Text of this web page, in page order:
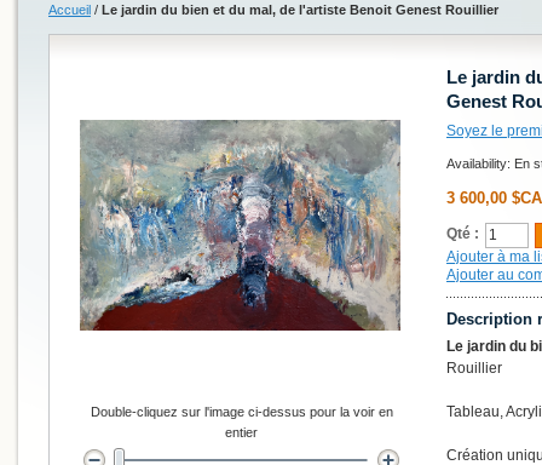
Accueil / Le jardin du bien et du mal, de l'artiste Benoit Genest Rouillier
Le jardin
Genest
Soyez le
Availability: En
3 600,00 $CA
Qté :
Ajouter à ma
Ajouter au
Description
Le jardin du
Rouillier
Tableau,
Création
Double-cliquez sur l'image ci-dessus pour la voir en
entier